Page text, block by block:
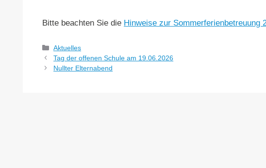
Bitte beachten Sie die Hinweise zur Sommerferienbetreuung
Kategorien
Aktuelles
Tag der offenen Schule am 19.06.2026
Nullter Elternabend